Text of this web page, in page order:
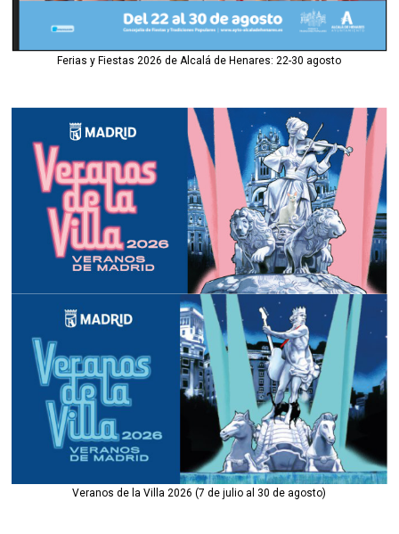
Ferias y Fiestas 2026 de Alcalá de Henares: 22-30 agosto
Veranos de la Villa 2026 (7 de julio al 30 de agosto)